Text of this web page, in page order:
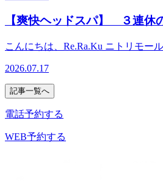
の空き状況】・１０：００～ ・
案内も可能です！・１４：００～
す！皆様のご来店心よりお待ちし
10:00-21:00(最終受付20：30)年中無
完備
ペイカード」へのチャージ時に
与いたします。 夏の「隠れ疲労」
と室内の冷房による激しい寒暖差
「夏バテ」「冷房冷え」による身体
増えることが懸念されます。また、
ど、お出かけが増えるこの季節は、
がちです。当グループでは、皆様が
快適に乗り切っていただけるよう、
実施いたします。この機会にぜひ
【爽快ヘッドスパ】 ３連休
こんにちは、Re.Ra.Ku ニトリモー
限定「爽快ヘッドスパ」を好評提供
チとした炭酸泡で、頭をスーッとス
す！目まわり頭まわりをほぐすドラ
使用することで、周りの血液の流れ
１９０円（税込）爽快ヘッドスパを
2026.07.17
記事一覧へ
電話予約する
WEB予約する